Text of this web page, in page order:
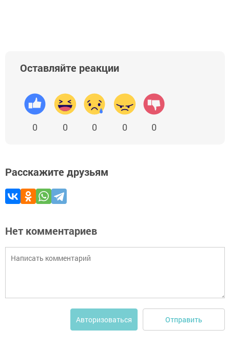
Оставляйте реакции
0 0 0 0 0
Расскажите друзьям
Нет комментариев
Авторизоваться Отправить